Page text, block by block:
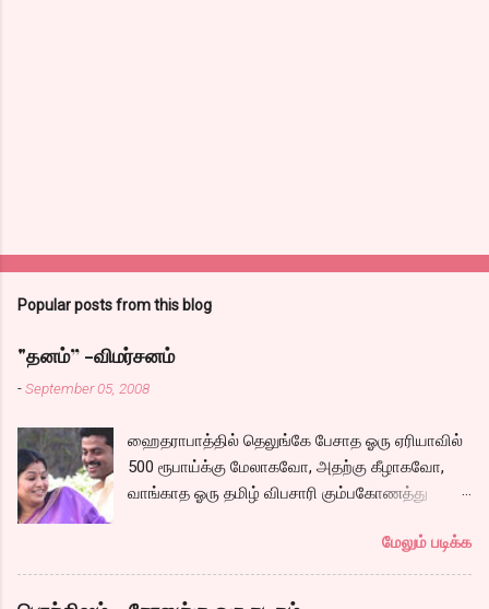
Popular posts from this blog
"தனம்” -விமர்சனம்
-September 05, 2008
ஹைதராபாத்தில் தெலுங்கே பேசாத ஓரு ஏரியாவில்
500 ரூபாய்க்கு மேலாகவோ, அதற்கு கீழாகவோ,
வாங்காத ஓரு தமிழ் விபசாரி கும்பகோணத்து
வாழ்கைபடுகிறாள். அவளுடய வாழ்கை எப்படி
அமைந்தது? என்ற ஓரு நல்ல லைனை , சங்கீதா
தன்னுடய இடுப்பை சுழற்றி, சுழற்றி நடப்பதை போல்
மேலும் படிக்க